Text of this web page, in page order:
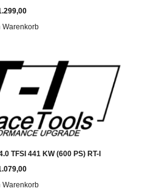
Warenkorb
TFSI 441 KW (600 PS) RT-I
Warenkorb